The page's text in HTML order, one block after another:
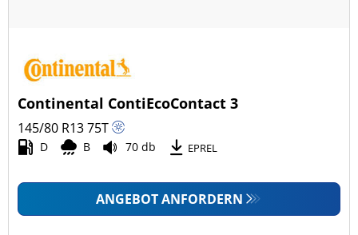
Pkw (20)
Transporter (1)
Wohnmobil (0)
Continental ContiEcoContact 3
145/80 R1375T
D B 70 db EPREL
ANGEBOT ANFORDERN